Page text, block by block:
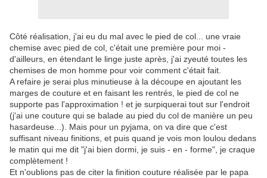
Côté réalisation, j'ai eu du mal avec le pied de col... une vraie
chemise avec pied de col, c'était une première pour moi -
d'ailleurs, en étendant le linge juste après, j'ai zyeuté toutes les
chemises de mon homme pour voir comment c'était fait.
A refaire je serai plus minutieuse à la découpe en ajoutant les
marges de couture et en faisant les rentrés, le pied de col ne
supporte pas l'approximation ! et je surpiquerai tout sur l'endroit
(j'ai une couture qui se balade au pied du col de manière un peu
hasardeuse...). Mais pour un pyjama, on va dire que c'est
suffisant niveau finitions, et puis quand je vois mon loulou dedans
le matin qui me dit "j'ai bien dormi, je suis - en - forme", je craque
complètement !
Et n'oublions pas de citer la finition couture réalisée par le papa